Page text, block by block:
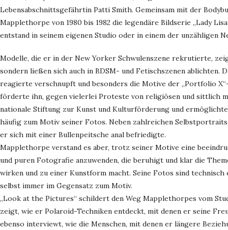
Lebensabschnittsgefährtin Patti Smith. Gemeinsam mit der
Mapplethorpe von 1980 bis 1982 die legendäre Bildserie „Lady
entstand in seinem eigenen Studio oder in einem der unzähligen
Modelle, die er in der New Yorker Schwulenszene rekrutierte,
sondern ließen sich auch in BDSM- und Fetischszenen ablichten.
reagierte verschnupft und besonders die Motive der „Portfolio
förderte ihn, gegen vielerlei Proteste von religiösen und sittlich
nationale Stiftung zur Kunst und Kulturförderung und
häufig zum Motiv seiner Fotos. Neben zahlreichen
er sich mit einer Bullenpeitsche anal befriedigte.
Mapplethorpe verstand es aber, trotz seiner Motive eine
und puren Fotografie anzuwenden, die beruhigt und klar die
wirken und zu einer Kunstform macht. Seine Fotos sind
selbst immer im Gegensatz zum Motiv.
„Look at the Pictures“ schildert den Weg Mapplethorpes vom
zeigt, wie er Polaroid-Techniken entdeckt, mit denen er seine
ebenso interviewt, wie die Menschen, mit denen er längere